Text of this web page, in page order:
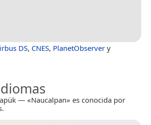
DS, CNES, PlanetObserver y
— «Naucalpan» es conocida por